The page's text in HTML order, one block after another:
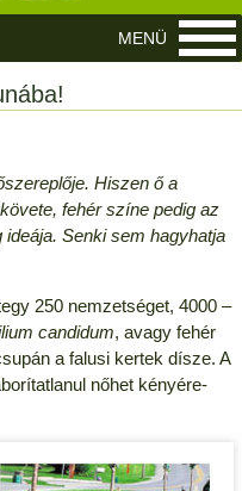
Hiszen ő a
fehér színe pedig az
Senki sem hagyhatja
250 nemzetséget, 4000 –
candidum, avagy fehér
a falusi kertek dísze. A
nőhet kényére-